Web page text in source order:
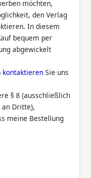
möchten,
den Verlag
In diesem
bequem per
abgewickelt
kontaktieren Sie uns
§ 8 (ausschließlich
an Dritte),
meine Bestellung